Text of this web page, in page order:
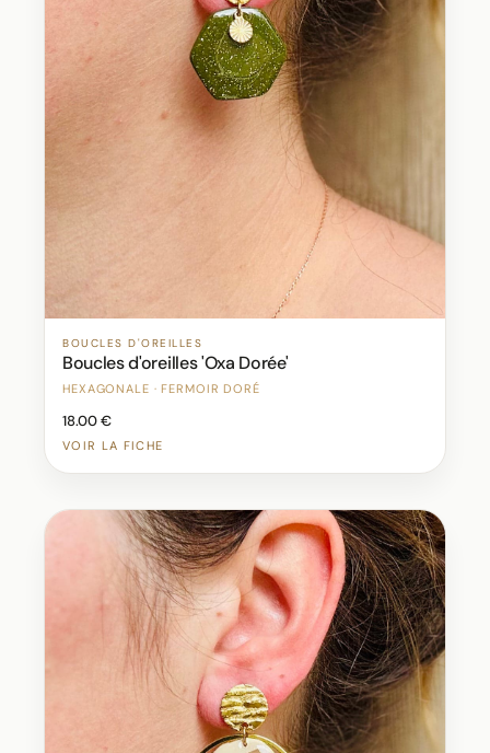
BOUCLES D'OREILLES
Boucles d'oreilles 'Oxa Dorée'
HEXAGONALE · FERMOIR DORÉ
18.00 €
VOIR LA FICHE